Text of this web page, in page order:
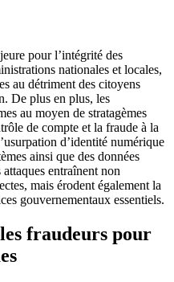
pour l’intégrité des
nationales et locales,
au détriment des citoyens
De plus en plus, les
au moyen de stratagèmes
de compte et la fraude à la
d’identité numérique
ainsi que des données
entraînent non
mais érodent également la
gouvernementaux essentiels.
fraudeurs pour